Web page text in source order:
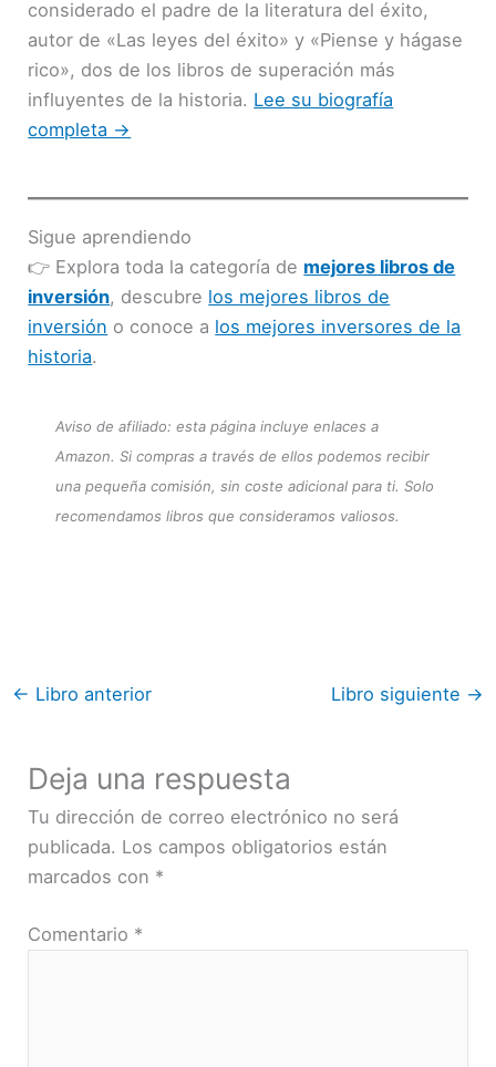
considerado el padre de la literatura del éxito,
autor de «Las leyes del éxito» y «Piense y hágase
rico», dos de los libros de superación más
influyentes de la historia. Lee su biografía
completa →
Sigue aprendiendo
👉 Explora toda la categoría de mejores libros de
inversión, descubre los mejores libros de
inversión o conoce a los mejores inversores de la
historia.
Aviso de afiliado: esta página incluye enlaces a
Amazon. Si compras a través de ellos podemos recibir
una pequeña comisión, sin coste adicional para ti. Solo
recomendamos libros que consideramos valiosos.
← Libro anterior Libro siguiente →
Deja una respuesta
Tu dirección de correo electrónico no será
publicada. Los campos obligatorios están
marcados con *
Comentario *